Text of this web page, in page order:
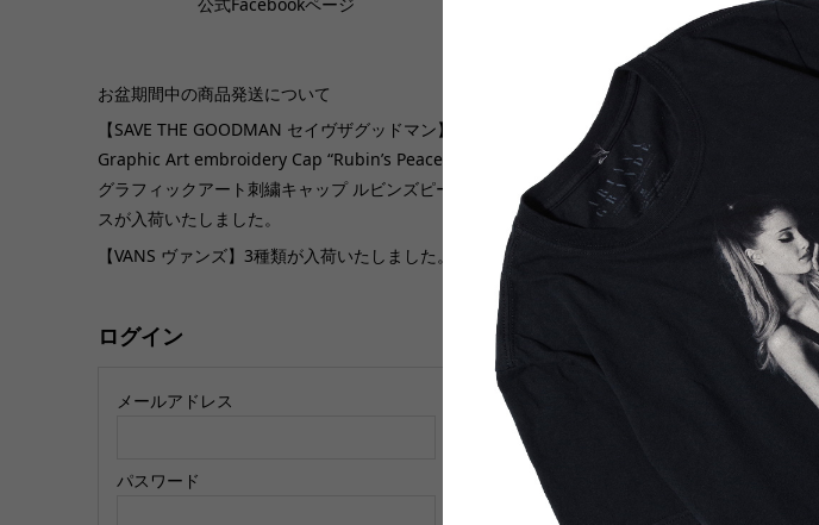
【JHANKSON(ジャンクソン)】kos
hien STADIUM SWEAT HOODIE 甲
お盆期間中の商品発送について
【SAVE THE GOODMAN セイヴザグッドマン】
Graphic Art embroidery Cap “Rubin’s Peace”
グラフィックアート刺繍キャップ ルビンズピー
スが入荷いたしました。
【VANS ヴァンズ】3種類が入荷いたしました。
ログイン
メールアドレス
パスワード